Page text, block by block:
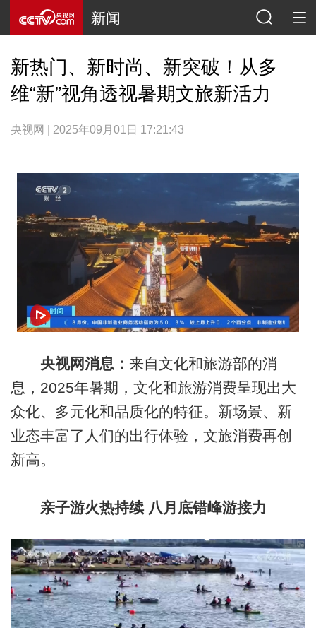
新闻
新热门、新时尚、新突破！从多
维“新”视角透视暑期文旅新活力
央视网 | 2025年09月01日 17:21:43
央视网消息： 来自文化和旅游部的消
息，2025年暑期，文化和旅游消费呈现出大
众化、多元化和品质化的特征。新场景、新
业态丰富了人们的出行体验，文旅消费再创
新高。
亲子游火热持续 八月底错峰游接力